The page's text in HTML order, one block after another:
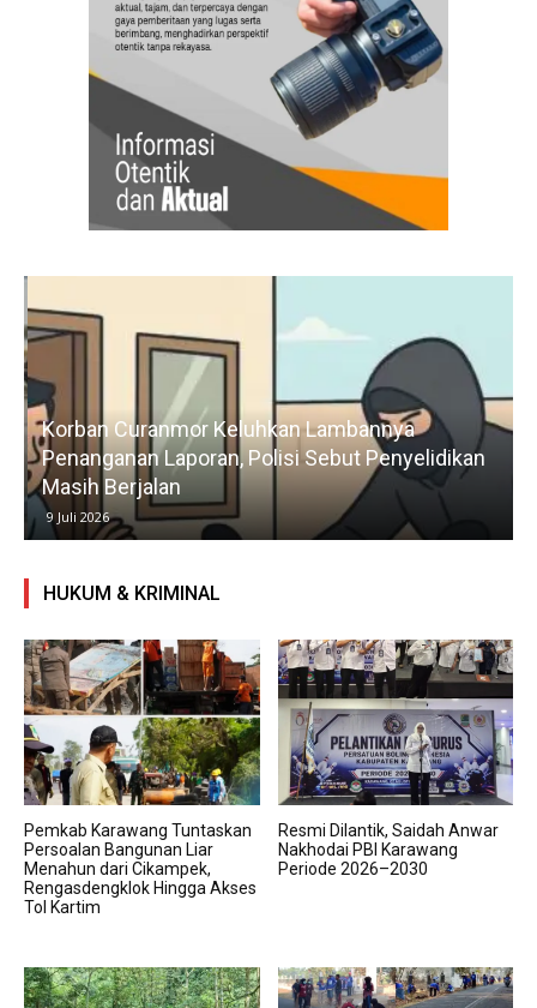
Korban Curanmor Keluhkan Lambannya
Penanganan Laporan, Polisi Sebut Penyelidikan
Masih Berjalan
9 Juli 2026
HUKUM & KRIMINAL
Pemkab Karawang Tuntaskan
Persoalan Bangunan Liar
Menahun dari Cikampek,
Rengasdengklok Hingga Akses
Tol Kartim
Resmi Dilantik, Saidah Anwar
Nakhodai PBI Karawang
Periode 2026–2030